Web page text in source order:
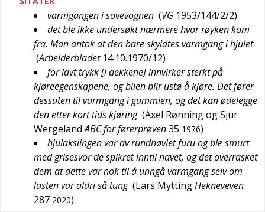
varmgangen i sovevognen (VG 1953/144/2/2)
det ble ikke undersøkt nærmere hvor røyken kom
fra. Man antok at den bare skyldtes varmgang i hjulet
(Arbeiderbladet 14.10.1970/12)
for lavt trykk [i dekkene] innvirker sterkt på
kjøreegenskapene, og bilen blir ustø å kjøre. Det fører
dessuten til varmgang i gummien, og det kan ødelegge
den etter kort tids kjøring (Axel Rønning og Sjur
Wergeland ABC for førerprøven35 1976)
hjulakslingen var av rundhøvlet furu og ble smurt
med grisesvor de spikret inntil navet, og det overrasket
dem at dette var nok til å unngå varmgang selv om
lasten var aldri så tung (Lars MyttingHekneveven
287 2020)